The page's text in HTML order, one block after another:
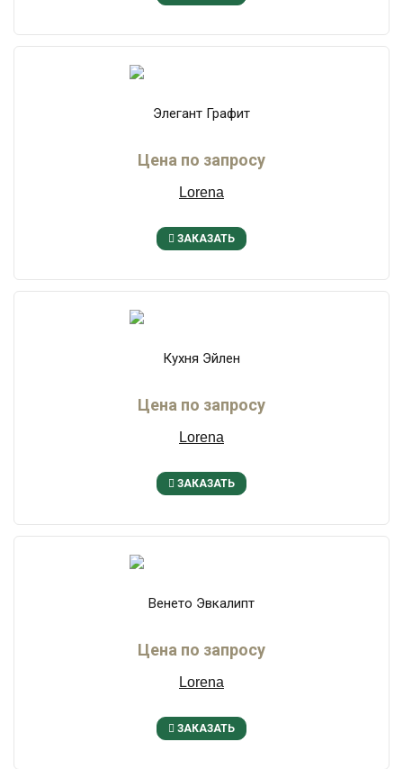
Элегант Графит
Цена по запросу
Lorena
ЗАКАЗАТЬ
Кухня Эйлен
Цена по запросу
Lorena
ЗАКАЗАТЬ
Венето Эвкалипт
Цена по запросу
Lorena
ЗАКАЗАТЬ